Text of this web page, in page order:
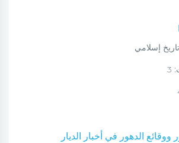
ووقائع الدهور في أخبار الديار